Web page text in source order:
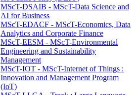
MScT-DSAIB - MScT-Data Science and
AI for Business
MScT-EDACF - MScT-Economics, Data
Analytics and Corporate Finance
MScT-EESM - MScT-Environmental
Engineering and Sustainability
Management
MScT-IOT - MScT-Internet of Things :
Innovation and Management Program
(IoT)